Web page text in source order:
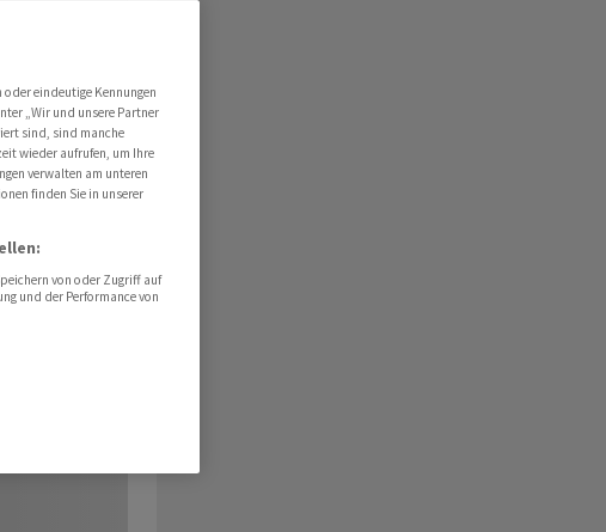
eindeutige Kennungen
„Wir und unsere Partner
sind, sind manche
wieder aufrufen, um Ihre
verwalten am unteren
finden Sie in unserer
von oder Zugriff auf
und der Performance von